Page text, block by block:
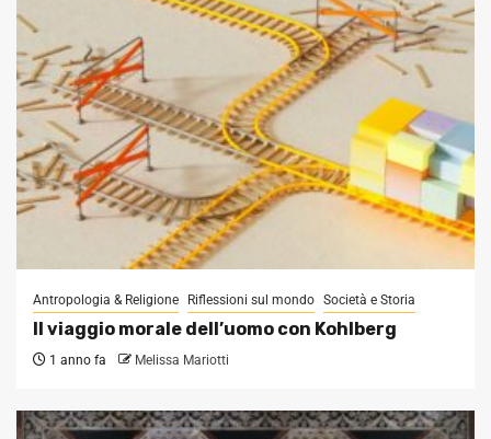
Antropologia & Religione Riflessioni sul mondo Società e Storia
Il viaggio morale dell’uomo con Kohlberg
1 anno fa Melissa Mariotti